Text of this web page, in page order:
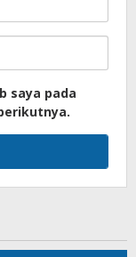
saya pada